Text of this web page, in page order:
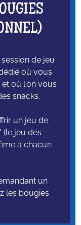
de jeu
où vous
où l'on vous
snacks.
un jeu de
(le jeu des
à chacun
un
les bougies